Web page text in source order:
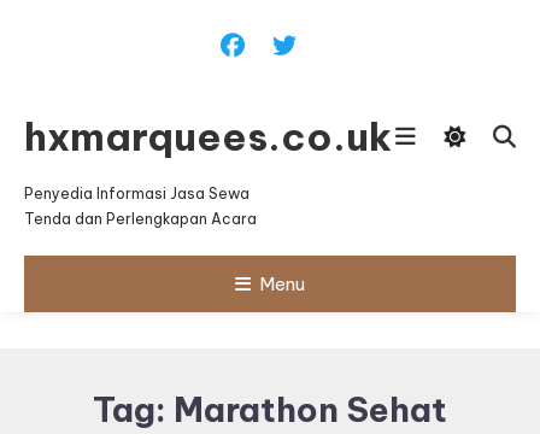
hxmarquees.co.uk
Penyedia Informasi Jasa Sewa
Tenda dan Perlengkapan Acara
Menu
Tag: Marathon Sehat